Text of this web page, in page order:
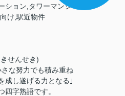
ション,タワーマンシ
け,駅近物件
せんせき)
な努力でも積み重ね
成し遂げる力となる｣
四字熟語です。